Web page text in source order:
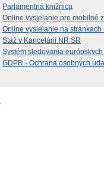
Parlamentná knižnica
Online vysielanie pre mobilné
Online vysielanie na stránkach
Stáž v Kancelárii NR SR
Systém sledovania
GDPR - Ochrana osobných